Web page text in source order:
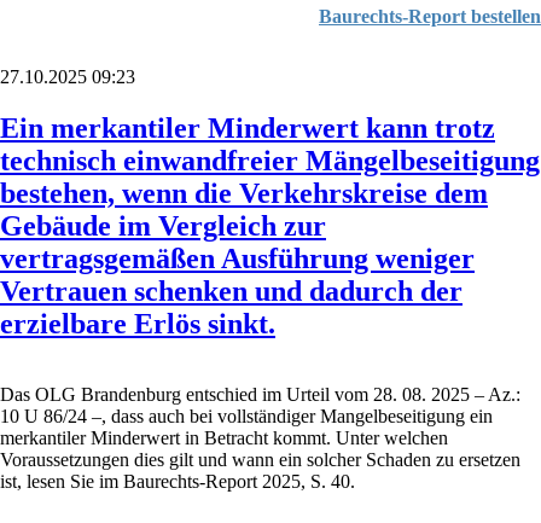
Baurechts-Report bestellen
27.10.2025 09:23
Ein merkantiler Minderwert kann trotz
technisch einwandfreier Mängelbeseitigung
bestehen, wenn die Verkehrskreise dem
Gebäude im Vergleich zur
vertragsgemäßen Ausführung weniger
Vertrauen schenken und dadurch der
erzielbare Erlös sinkt.
Das OLG Brandenburg entschied im Urteil vom 28. 08. 2025 – Az.:
10 U 86/24 –, dass auch bei vollständiger Mangelbeseitigung ein
merkantiler Minderwert in Betracht kommt. Unter welchen
Voraussetzungen dies gilt und wann ein solcher Schaden zu ersetzen
ist, lesen Sie im Baurechts-Report 2025, S. 40.